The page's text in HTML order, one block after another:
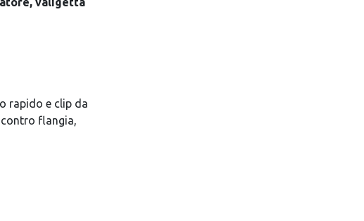
rapido e clip da
flangia,